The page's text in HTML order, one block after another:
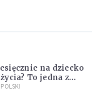
na dziecko
To jedna z
"Rozwój